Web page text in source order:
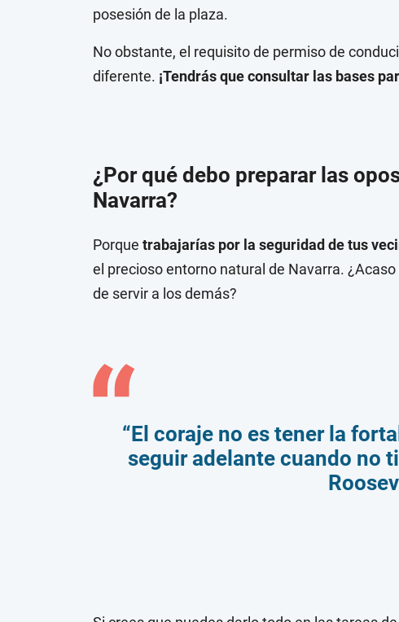
posesión de la plaza.
No obstante, el requisito de permiso de
diferente. ¡Tendrás que consultar las bases
¿Por qué debo preparar las
Navarra?
Porque trabajarías por la seguridad de tus
el precioso entorno natural de Navarra.
de servir a los demás?
“El coraje no es tener la
seguir adelante cuando no